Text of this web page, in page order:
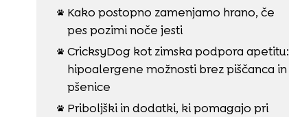

Kako postopno zamenjamo hrano, če
pes pozimi noče jesti
 CricksyDog kot zimska podpora apetitu:
hipoalergene možnosti brez piščanca in
pšenice

Priboljški in dodatki, ki pomagajo pri